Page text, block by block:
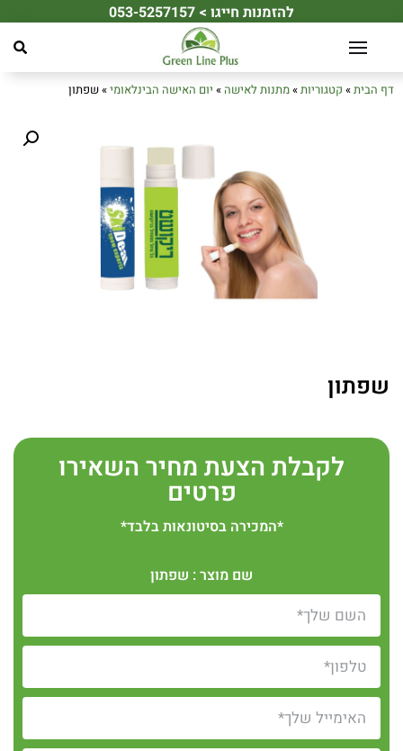
להזמנות חייגו > 053-5257157
דף הבית» קטגוריות»מתנות לאישה » יום האישה הבינלאומי»שפתון
שפתון
לקבלת הצעת מחיר השאירו
פרטים
*המכירה בסיטונאות בלבד*
שם מוצר : שפתון